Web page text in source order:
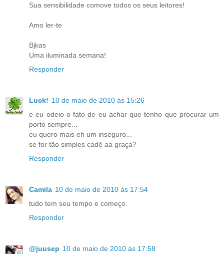
Sua sensibilidade comove todos os seus leitores!
Amo ler-te
Bjkas
Uma iluminada semana!
Responder
Luck! 10 de maio de 2010 às 15:26
e eu odeio o fato de eu achar que tenho que procurar um
porto sempre...
eu quero mais eh um inseguro...
se for tão simples cadê aa graça?
Responder
Camila 10 de maio de 2010 às 17:54
tudo tem seu tempo e começo.
Responder
@juusep 10 de maio de 2010 às 17:58